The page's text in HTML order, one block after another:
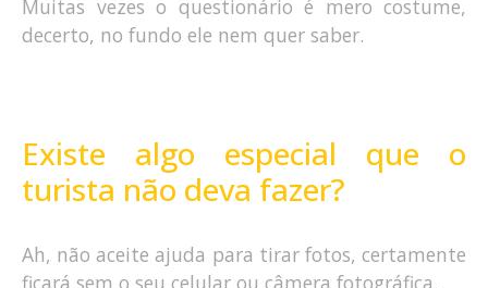
Muitas vezes o questionário é mero costume,
decerto, no fundo ele nem quer saber.
Existe algo especial que o
turista não deva fazer?
Ah, não aceite ajuda para tirar fotos, certamente
ficará sem o seu celular ou câmera fotográfica.